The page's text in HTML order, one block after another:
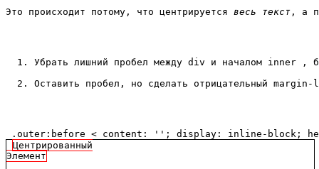
Это происходит потому, что центрируется весь текст , а
Убрать лишний пробел между div и началом inner ,
Оставить пробел, но сделать отрицательный
.outer:before < content: ''; display: inline-block;
Центрированный
Элемент